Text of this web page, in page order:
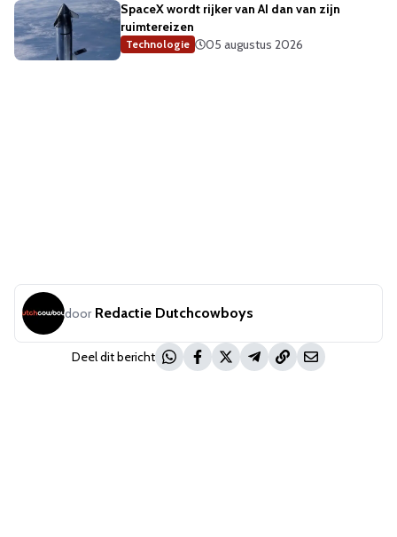
SpaceX wordt rijker van AI dan van zijn
ruimtereizen
Technologie 05 augustus 2026
door Redactie Dutchcowboys
Deel dit bericht